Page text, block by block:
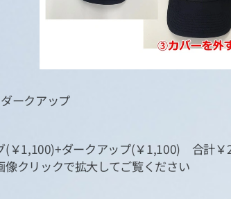
ークアップ
(￥1,100)+ダークアップ(￥1,100) 合計
像クリックで拡大してご覧ください